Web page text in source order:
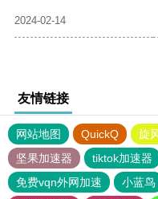
2024-02-14
友情链接
网站地图 QuickQ 旋
坚果加速器
tiktok加速器
免费vqn外网加速
小蓝鸟